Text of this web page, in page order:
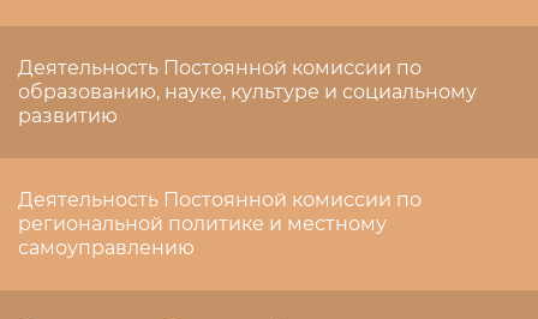
Деятельность Постоянной комиссии по
образованию, науке, культуре и социальному
развитию
Деятельность Постоянной комиссии по
региональной политике и местному
самоуправлению